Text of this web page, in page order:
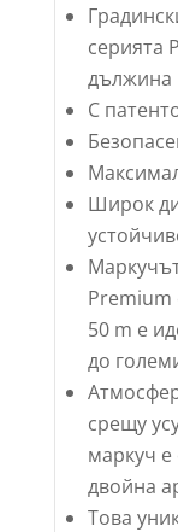
серията
дължина
С
Широк
Premium
50 m е
до
срещу
маркуч е
двойна
Това